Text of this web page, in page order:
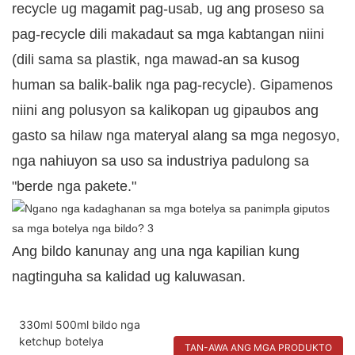
recycle ug magamit pag-usab, ug ang proseso sa
pag-recycle dili makadaut sa mga kabtangan niini
(dili sama sa plastik, nga mawad-an sa kusog
human sa balik-balik nga pag-recycle). Gipamenos
niini ang polusyon sa kalikopan ug gipaubos ang
gasto sa hilaw nga materyal alang sa mga negosyo,
nga nahiuyon sa uso sa industriya padulong sa
"berde nga pakete."
Ang bildo kanunay ang una nga kapilian kung
nagtinguha sa kalidad ug kaluwasan.
330ml 500ml bildo nga
ketchup botelya
TAN-AWA ANG MGA PRODUKTO